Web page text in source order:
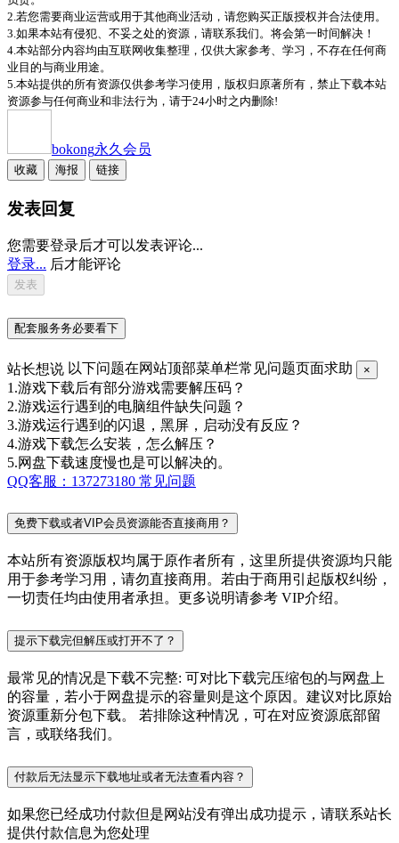
2.若您需要商业运营或用于其他商业活动，请您购买正版授权并合法使用。
3.如果本站有侵犯、不妥之处的资源，请联系我们。将会第一时间解决！
4.本站部分内容均由互联网收集整理，仅供大家参考、学习，不存在任何商
业目的与商业用途。
5.本站提供的所有资源仅供参考学习使用，版权归原著所有，禁止下载本站
资源参与任何商业和非法行为，请于24小时之内删除!
bokong永久会员
收藏 海报 链接
发表回复
您需要登录后才可以发表评论...
登录... 后才能评论
配套服务务必要看下
站长想说 以下问题在网站顶部菜单栏常见问题页面求助 ×
1.游戏下载后有部分游戏需要解压码？
2.游戏运行遇到的电脑组件缺失问题？
3.游戏运行遇到的闪退，黑屏，启动没有反应？
4.游戏下载怎么安装，怎么解压？
5.网盘下载速度慢也是可以解决的。
QQ客服：137273180 常见问题
免费下载或者VIP会员资源能否直接商用？
本站所有资源版权均属于原作者所有，这里所提供资源均只能
用于参考学习用，请勿直接商用。若由于商用引起版权纠纷，
一切责任均由使用者承担。更多说明请参考 VIP介绍。
提示下载完但解压或打开不了？
最常见的情况是下载不完整: 可对比下载完压缩包的与网盘上
的容量，若小于网盘提示的容量则是这个原因。建议对比原始
资源重新分包下载。 若排除这种情况，可在对应资源底部留
言，或联络我们。
付款后无法显示下载地址或者无法查看内容？
如果您已经成功付款但是网站没有弹出成功提示，请联系站长
提供付款信息为您处理